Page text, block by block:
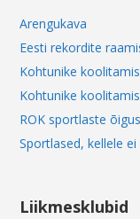
Arengukava
Eesti rekordite
Kohtunike
Kohtunike
ROK sportlaste
Sportlased, kellele
Liikmesklubid